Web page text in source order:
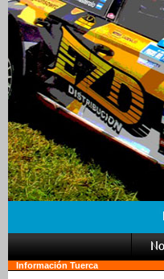
Información Tuerca